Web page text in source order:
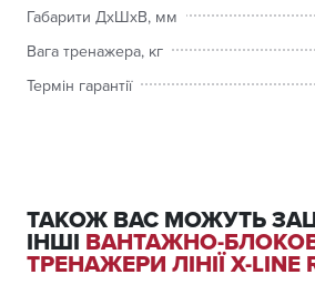
Габарити ДхШхВ, мм
Вага тренажера, кг
Термін гарантії
ТАКОЖ ВАС МОЖУТЬ
ІНШІ ВАНТАЖНО-
ТРЕНАЖЕРИ ЛІНІЇ X-LINE